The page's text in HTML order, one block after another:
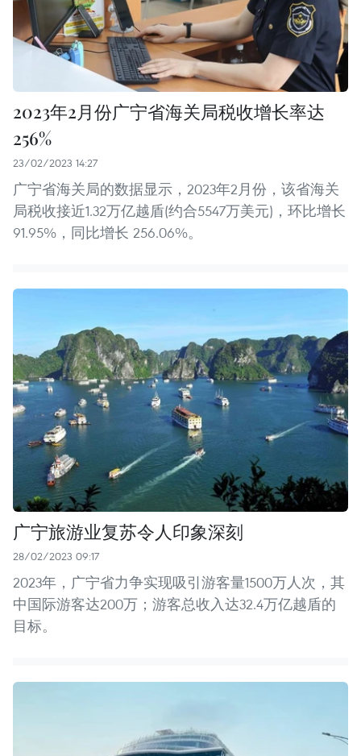
2023年2月份广宁省海关局税收增长率达
256%
23/02/2023 14:27
广宁省海关局的数据显示，2023年2月份，该省海关
局税收接近1.32万亿越盾(约合5547万美元)，环比增长
91.95%，同比增长 256.06%。
广宁旅游业复苏令人印象深刻
28/02/2023 09:17
2023年，广宁省力争实现吸引游客量1500万人次，其
中国际游客达200万；游客总收入达32.4万亿越盾的
目标。